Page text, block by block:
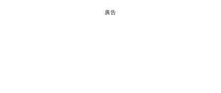
廣告